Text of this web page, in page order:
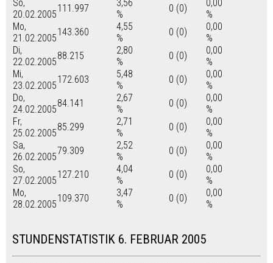
So,
20.02.2005
111.997
3,56
%
0 (0)
0,00
%
Mo,
21.02.2005
143.360
4,55
%
0 (0)
0,00
%
Di,
22.02.2005
88.215
2,80
%
0 (0)
0,00
%
Mi,
23.02.2005
172.603
5,48
%
0 (0)
0,00
%
Do,
24.02.2005
84.141
2,67
%
0 (0)
0,00
%
Fr,
25.02.2005
85.299
2,71
%
0 (0)
0,00
%
Sa,
26.02.2005
79.309
2,52
%
0 (0)
0,00
%
So,
27.02.2005
127.210
4,04
%
0 (0)
0,00
%
Mo,
28.02.2005
109.370
3,47
%
0 (0)
0,00
%
STUNDENSTATISTIK 6. FEBRUAR 2005